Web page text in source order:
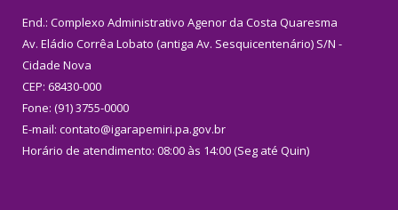
End.: Complexo Administrativo Agenor da Costa Quaresma
Av. Eládio Corrêa Lobato (antiga Av. Sesquicentenário) S/N -
Cidade Nova
CEP: 68430-000
Fone: (91) 3755-0000
E-mail: contato@igarapemiri.pa.gov.br
Horário de atendimento: 08:00 às 14:00 (Seg até Quin)